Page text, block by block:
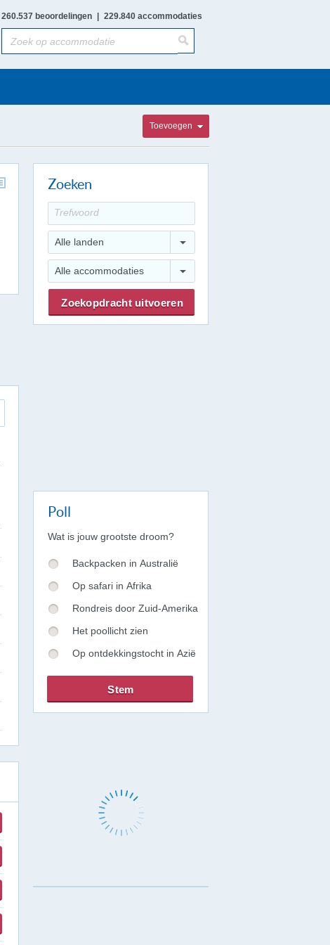
260.537 beoordelingen 229.840 accommodaties
Toevoegen
Zoeken
Alle landen
Alle accommodaties
Poll
Wat is jouw grootste droom?
Backpacken in Australië
Op safari in Afrika
Rondreis door Zuid-Amerika
Het poollicht zien
Op ontdekkingstocht in Azië